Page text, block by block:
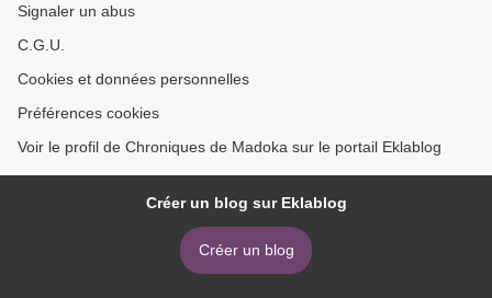
Signaler un abus
C.G.U.
Cookies et données personnelles
Préférences cookies
Voir le profil de Chroniques de Madoka sur le portail Eklablog
Créer un blog sur Eklablog
Créer un blog